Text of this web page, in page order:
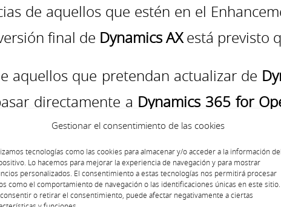
Gestionar el consentimiento de las cookies
tecnologías como las cookies para almacenar y/o acceder a la información del
Lo hacemos para mejorar la experiencia de navegación y para mostrar
personalizados. El consentimiento a estas tecnologías nos permitirá procesar
como el comportamiento de navegación o las identificaciones únicas en este sitio.
o retirar el consentimiento, puede afectar negativamente a ciertas
de aquellos que estén en el
final de Dynamics AXestá previsto
aquellos que pretendan actualizar de
directamente a Dynamics 365 for
para aquellos que compren
la versión local,Dynamics 365 for
década de vida, pues la creación